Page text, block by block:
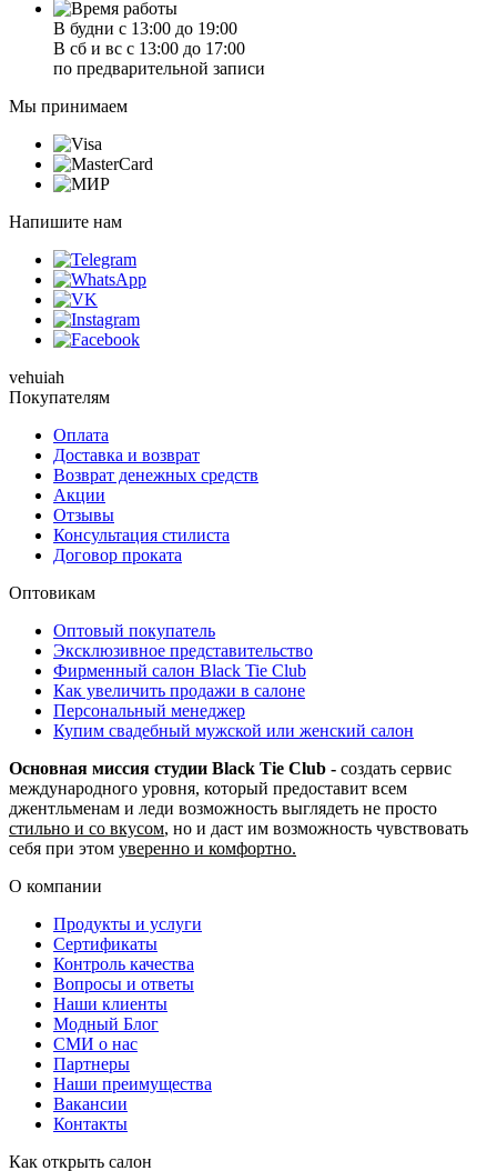
В будни с 13:00 до 19:00
В сб и вс с 13:00 до 17:00
по предварительной записи
Мы принимаем
Напишите нам
vehuiah
Покупателям
Оплата
Доставка и возврат
Возврат денежных средств
Акции
Отзывы
Консультация стилиста
Договор проката
Оптовикам
Оптовый покупатель
Эксклюзивное представительство
Фирменный салон Black Tie Club
Как увеличить продажи в салоне
Персональный менеджер
Купим свадебный мужской или женский салон
Основная миссия студии Black Tie Club - создать сервис
международного уровня, который предоставит всем
джентльменам и леди возможность выглядеть не просто
стильно и со вкусом, но и даст им возможность чувствовать
себя при этом уверенно и комфортно.
О компании
Продукты и услуги
Сертификаты
Контроль качества
Вопросы и ответы
Наши клиенты
Модный Блог
СМИ о нас
Партнеры
Наши преимущества
Вакансии
Контакты
Как открыть салон